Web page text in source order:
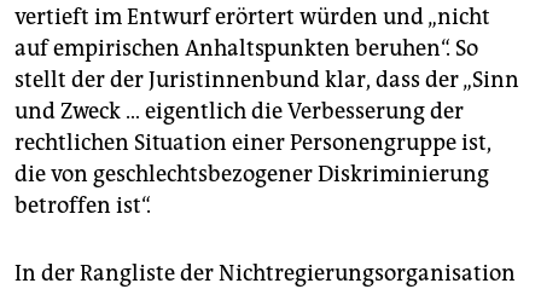
vertieft im Entwurf erörtert würden und „nicht
auf empirischen Anhaltspunkten beruhen“. So
stellt der der Juristinnenbund klar, dass der „Sinn
und Zweck … eigentlich die Verbesserung der
rechtlichen Situation einer Personengruppe ist,
die von geschlechtsbezogener Diskriminierung
betroffen ist“.
In der Rangliste der Nichtregierungsorganisation